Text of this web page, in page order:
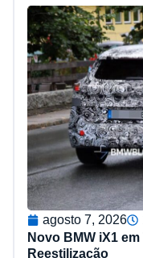
agosto 7, 2026
Novo BMW iX1
Reestilização